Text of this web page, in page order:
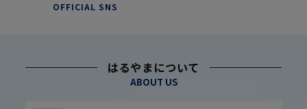
OFFICIAL SNS
はるやまについて
ABOUT US